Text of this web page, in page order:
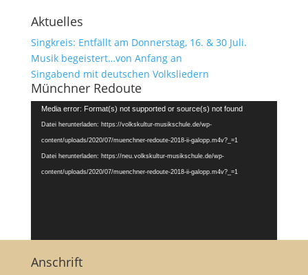
Aktuelles
Singkreis: Entfällt am Donnerstag, 16. & 30 Juli.
Musik begeistert…von Anfang an
Singabend mit deutschen Volksliedern
Münchner Redoute
Video-
Player
Media error: Format(s) not supported or source(s) not found
Datei herunterladen: https://volkskultur-musikschule.de/wp-
content/uploads/2020/07/muenchner-redoute-2018-ii-galopp.m4v?_=1
Datei herunterladen: https://neu.volkskultur-musikschule.de/wp-
content/uploads/2020/07/muenchner-redoute-2018-ii-galopp.m4v?_=1
Anschrift